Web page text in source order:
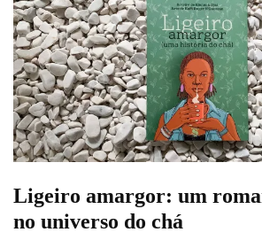
Ligeiro amargor: um
no universo do chá